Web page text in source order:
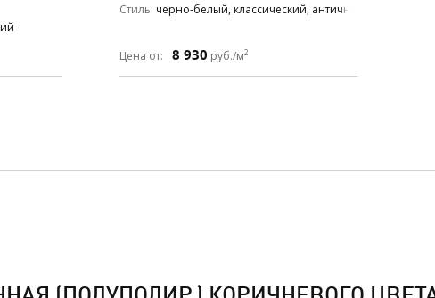
Стиль черно-белый, классический, античный
Цена от: 8 930 руб./м2